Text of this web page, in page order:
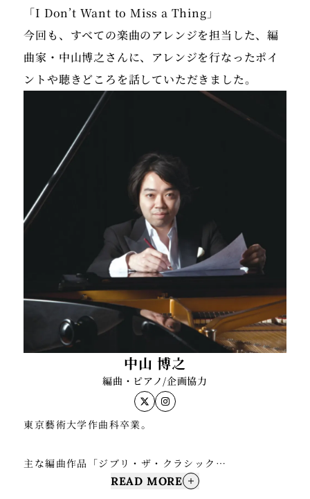
「I Don’t Want to Miss a Thing」
今回も、すべての楽曲のアレンジを担当した、編
曲家・中山博之さんに、アレンジを行なったポイ
ントや聴きどころを話していただきました。
中山 博之
編曲・ピアノ/企画協力
東京藝術大学作曲科卒業。
主な編曲作品「ジブリ・ザ・クラシック
ス」/Xbox360「ブルードラゴン」/「ロスト・オデッ
READ MORE